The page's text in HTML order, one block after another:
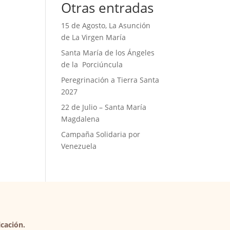
Otras entradas
15 de Agosto, La Asunción
de La Virgen María
Santa María de los Ángeles
de la Porciúncula
Peregrinación a Tierra Santa
2027
22 de Julio – Santa María
Magdalena
Campaña Solidaria por
Venezuela